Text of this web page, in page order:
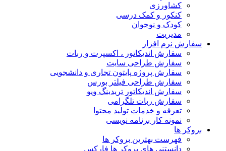
کشاورزی
کنکور و کمک‌ درسی
کودک و نوجوان
مدیریت
سفارش نرم افزار
سفارش اندیکاتور ، اکسپرت و ربات
سفارش طراحی سایت
سفارش پروژه پایتون تجاری و دانشجویی
سفارش طراحی فیلتر بورس
سفارش اندیکاتور تریدینگ ویو
سفارش ربات تلگرامی
تعرفه و خدمات تولید محتوا
نمونه کار برنامه نویسی
بروکر ها
فهرست بهترین بروکر ها
دانستنی های بروکر ها فارکس